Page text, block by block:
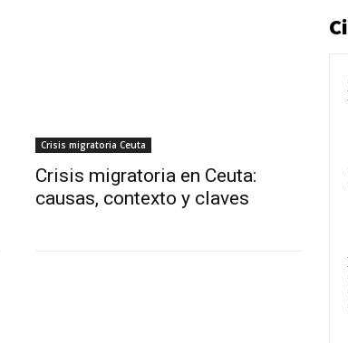
Crisis migratoria Ceuta
Crisis migratoria en Ceuta:
causas, contexto y claves